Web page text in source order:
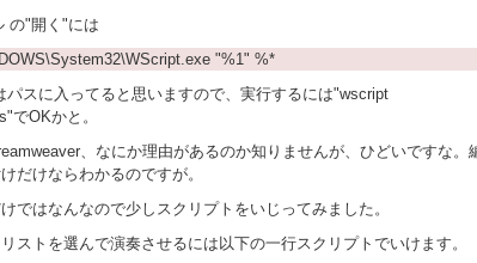
の"開く"には
"%1" %*
パスに入ってると思いますので、実行するには"wscript
でOKかと。
、なにか理由があるのか知りませんが、ひどいですな。
だけならわかるのですが。
ではなんなので少しスクリプトをいじってみました。
ストを選んで演奏させるには以下の一行スクリプトでいけます。